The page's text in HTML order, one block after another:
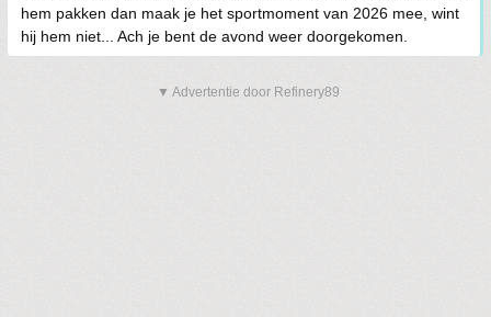
hem pakken dan maak je het sportmoment van 2026 mee, wint
hij hem niet... Ach je bent de avond weer doorgekomen.
▼ Advertentie door Refinery89